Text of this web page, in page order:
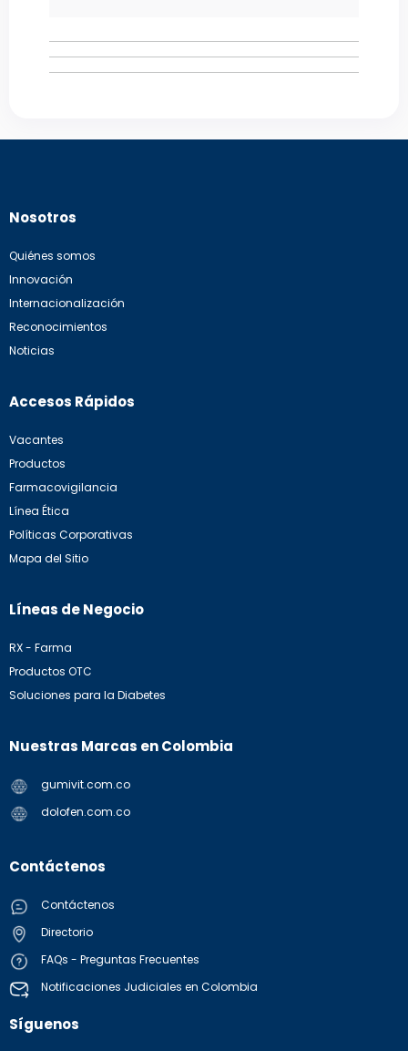
Nosotros
Quiénes somos
Innovación
Internacionalización
Reconocimientos
Noticias
Accesos Rápidos
Vacantes
Productos
Farmacovigilancia
Línea Ética
Políticas Corporativas
Mapa del Sitio
Líneas de Negocio
RX - Farma
Productos OTC
Soluciones para la Diabetes
Nuestras Marcas en Colombia
gumivit.com.co
dolofen.com.co
Contáctenos
Contáctenos
Directorio
FAQs - Preguntas Frecuentes
Notificaciones Judiciales en Colombia
Síguenos